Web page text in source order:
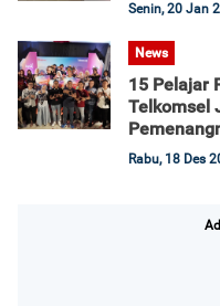
Senin, 20 Jan
News
15 Pelajar
Telkomsel
Rabu, 18 Des